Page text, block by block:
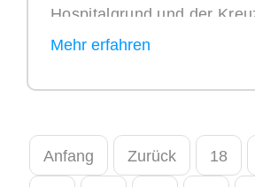
Hospitalgrund und der
Ascherslebener Straße/
bereits berichtete, war ...
Anfang Zurück 18